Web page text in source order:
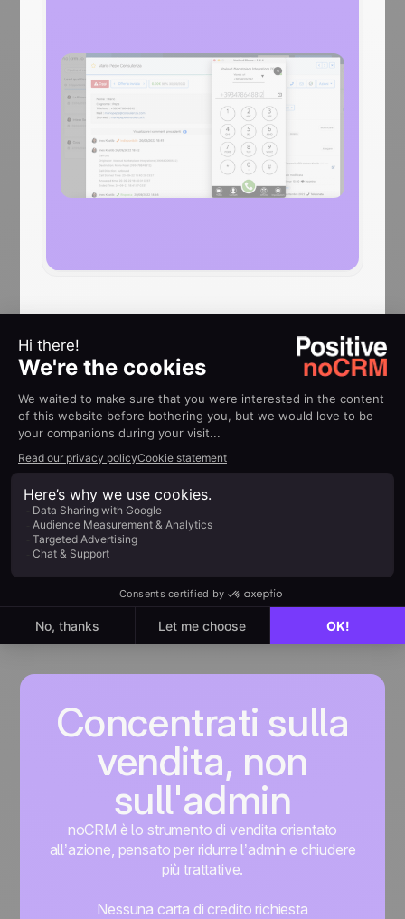
AIUTO
Guide
all’implementazione
Voxloud
Scopri di più
Concentrati sulla
vendita, non
sull'admin
noCRM è lo strumento di vendita orientato
all’azione, pensato per ridurre l’admin e chiudere
più trattative.
Nessuna carta di credito richiesta